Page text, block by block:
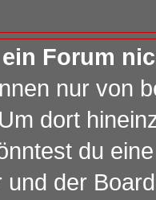
Forum
nur von
dort
du
der